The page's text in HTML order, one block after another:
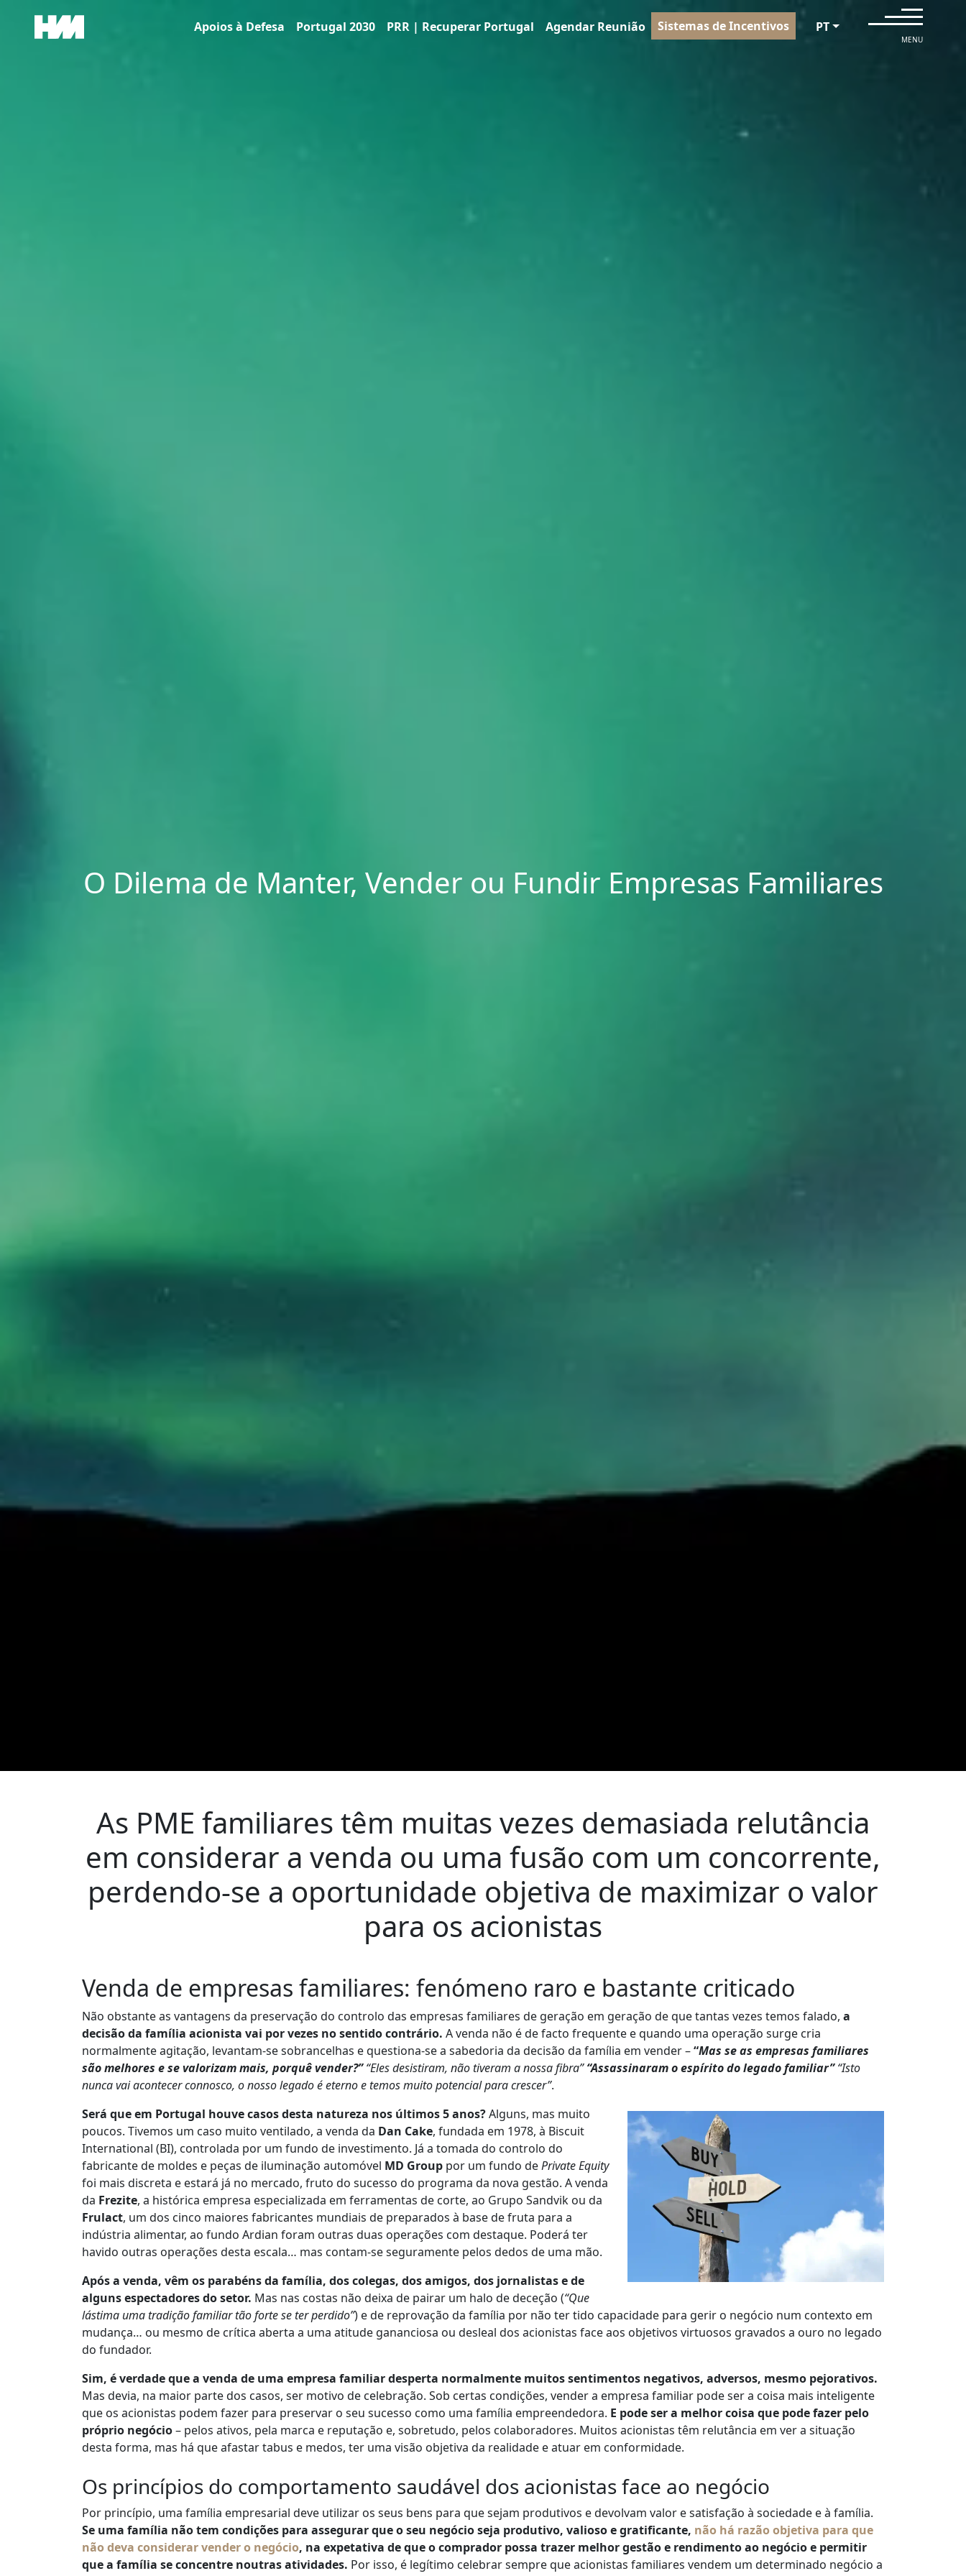
Main Navigation Apoios à Defesa Portugal 2030 PRR | Recuperar Portugal Agendar Reunião Sistemas de Incentivos PT
MENU
O Dilema de Manter, Vender ou Fundir Empresas Familiares
As PME familiares têm muitas vezes demasiada relutância
em considerar a venda ou uma fusão com um concorrente,
perdendo-se a oportunidade objetiva de maximizar o valor
para os acionistas
Venda de empresas familiares: fenómeno raro e bastante criticado
Não obstante as vantagens da preservação do controlo das empresas familiares de geração em geração de que tantas vezes temos falado, a
decisão da família acionista vai por vezes no sentido contrário. A venda não é de facto frequente e quando uma operação surge cria
normalmente agitação, levantam-se sobrancelhas e questiona-se a sabedoria da decisão da família em vender –“Mas se as empresas familiares
são melhores e se valorizam mais, porquê vender?”“Eles desistiram, não tiveram a nossa fibra”“Assassinaram o espírito do legado familiar”“Isto
nunca vai acontecer connosco, o nosso legado é eterno e temos muito potencial para crescer”.
Será que em Portugal houve casos desta natureza nos últimos 5 anos?Alguns, mas muito
poucos. Tivemos um caso muito ventilado, a venda da Dan Cake, fundada em 1978, à Biscuit
International (BI), controlada por um fundo de investimento. Já a tomada do controlo do
fabricante de moldes e peças de iluminação automóvel MD Group por um fundo dePrivate Equity
foi mais discreta e estará já no mercado, fruto do sucesso do programa da nova gestão. A venda
da Frezite, a histórica empresa especializada em ferramentas de corte, ao Grupo Sandvik ou da
Frulact, um dos cinco maiores fabricantes mundiais de preparados à base de fruta para a
indústria alimentar, ao fundo Ardian foram outras duas operações com destaque. Poderá ter
havido outras operações desta escala… mas contam-se seguramente pelos dedos de uma mão.
Após a venda, vêm os parabéns da família, dos colegas, dos amigos, dos jornalistas e de
alguns espectadores do setor. Mas nas costas não deixa de pairar um halo de deceção (“Que
lástima uma tradição familiar tão forte se ter perdido”) e de reprovação da família por não ter tido capacidade para gerir o negócio num contexto em
mudança… ou mesmo de crítica aberta a uma atitude gananciosa ou desleal dos acionistas face aos objetivos virtuosos gravados a ouro no legado
do fundador.
Sim, é verdade que a venda de uma empresa familiar desperta normalmente muitos sentimentos negativos, adversos, mesmo pejorativos.
Mas devia, na maior parte dos casos, ser motivo de celebração. Sob certas condições, vender a empresa familiar pode ser a coisa mais inteligente
que os acionistas podem fazer para preservar o seu sucesso como uma família empreendedora. E pode ser a melhor coisa que pode fazer pelo
próprio negócio– pelos ativos, pela marca e reputação e, sobretudo, pelos colaboradores. Muitos acionistas têm relutância em ver a situação
desta forma, mas há que afastar tabus e medos, ter uma visão objetiva da realidade e atuar em conformidade.
Os princípios do comportamento saudável dos acionistas face ao negócio
Por princípio, uma família empresarial deve utilizar os seus bens para que sejam produtivos e devolvam valor e satisfação à sociedade e à família.
Se uma família não tem condições para assegurar que o seu negócio seja produtivo, valioso e gratificante, não há razão objetiva para que
não deva considerar vender o negócio, na expetativa de que o comprador possa trazer melhor gestão e rendimento ao negócio e permitir
que a família se concentre noutras atividades. Por isso, é legítimo celebrar sempre que acionistas familiares vendem um determinado negócio a